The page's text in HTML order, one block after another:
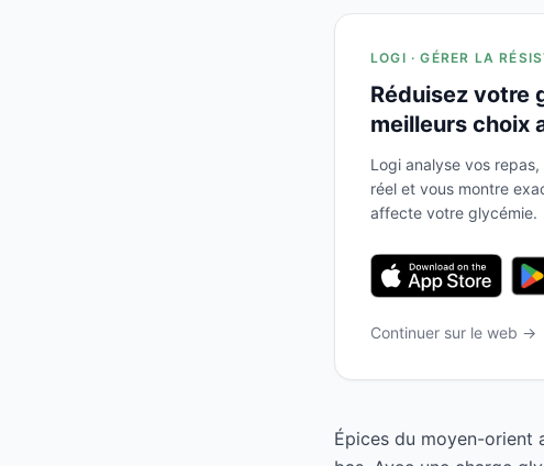
LOGI · GÉRER LA
Réduisez votre
meilleurs choix
Logi analyse vos
réel et vous montre
affecte votre glycémie.
Continuer sur le web →
Épices du moyen-orient